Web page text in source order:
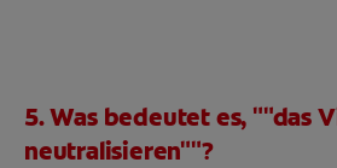
5. Was bedeutet es, ""das
neutralisieren""?